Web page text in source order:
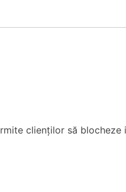
clienților să